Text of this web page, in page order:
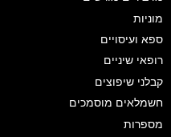
מוניות
ספא ועיסויים
רופאי שיניים
קבלני שיפוצים
חשמלאים מוסמכים
מספרות